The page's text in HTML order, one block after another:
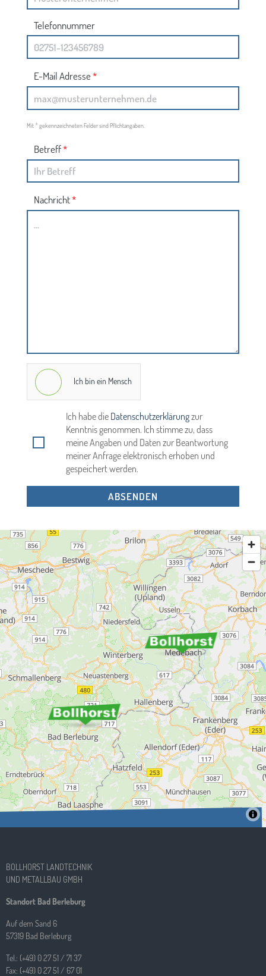
Telefonnummer
E-Mail Adresse*
Mit*gekennzeichneten Felder sind Pflichtangaben.
Betreff*
Nachricht*
Ich bin ein Mensch
Ich habe die Datenschutzerklärungzur
Kenntnis genommen. Ich stimme zu, dass
meine Angaben und Daten zur Beantwortung
meiner Anfrage elektronisch erhoben und
gespeichert werden.
ABSENDEN
BOLLHORST LANDTECHNIK
UND METALLBAU GMBH
Standort Bad Berleburg
Auf dem Sand 6
57319 Bad Berleburg
Tel.: (+49) 0 27 51 / 71 37
Fax: (+49) 0 27 51 / 67 01